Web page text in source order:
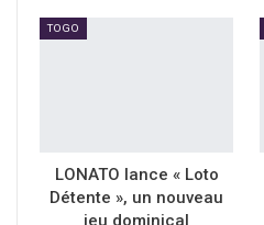
TOGO
LONATO lance « Loto
Détente », un nouveau
jeu dominical